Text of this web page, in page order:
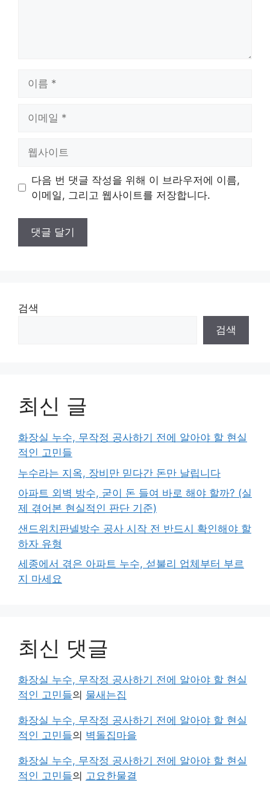
트
다음 번 댓글 작성을 위해 이 브라우저에 이름,
이메일, 그리고 웹사이트를 저장합니다.
검색
검색
최신 글
화장실 누수, 무작정 공사하기 전에 알아야 할 현실
적인 고민들
누수라는 지옥, 장비만 믿다간 돈만 날립니다
아파트 외벽 방수, 굳이 돈 들여 바로 해야 할까? (실
제 겪어본 현실적인 판단 기준)
샌드위치판넬방수 공사 시작 전 반드시 확인해야 할
하자 유형
세종에서 겪은 아파트 누수, 섣불리 업체부터 부르
지 마세요
최신 댓글
화장실 누수, 무작정 공사하기 전에 알아야 할 현실
적인 고민들의 물새는집
화장실 누수, 무작정 공사하기 전에 알아야 할 현실
적인 고민들의 벽돌집마을
화장실 누수, 무작정 공사하기 전에 알아야 할 현실
적인 고민들의 고요한물결